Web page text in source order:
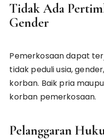
Tidak Ada
Gender
Pemerkosaan dapat
tidak peduli usia,
korban. Baik pria
korban pemerkosaan.
Pelanggaran